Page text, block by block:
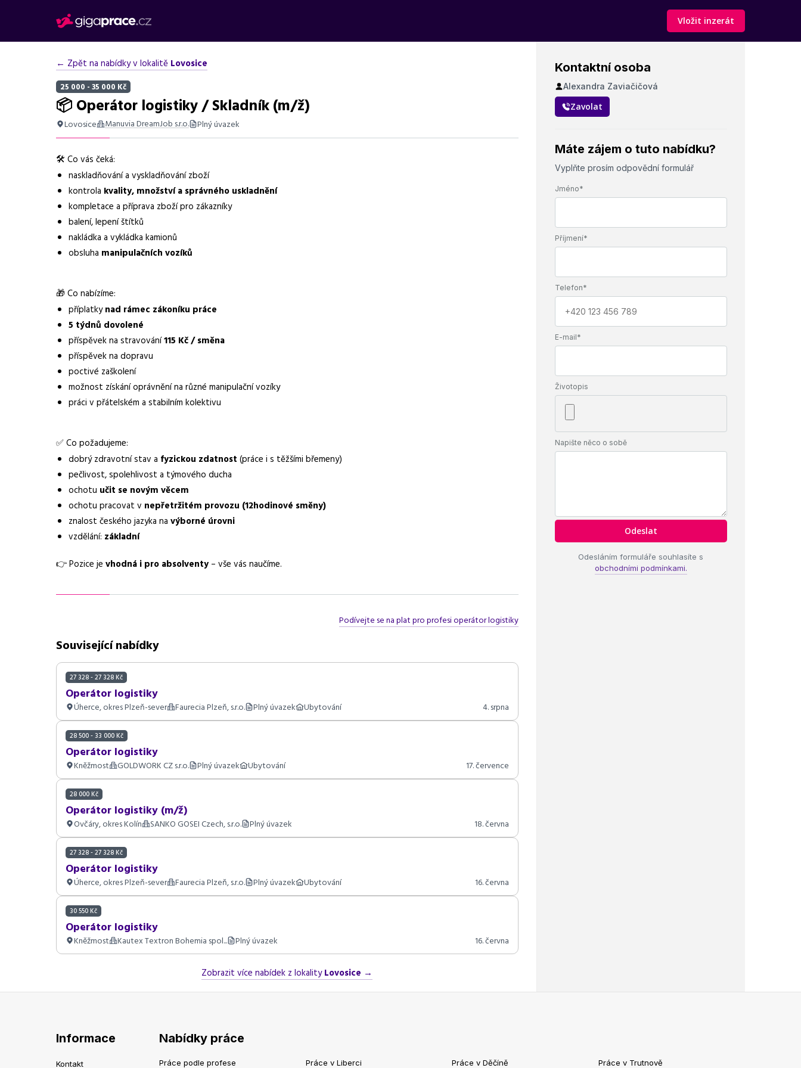
Vložit inzerát
← Zpět na nabídky v lokalitě Lovosice
25 000 - 35 000 Kč
📦 Operátor logistiky / Skladník (m/ž)
Lovosice Manuvia DreamJob s.r.o. Plný úvazek
Nabídka práce v Lovosicích na pozici operátor logistiky, mzda 25 000-35 000 Kč, vhodné pro absolventy.
Základní informace
Pozice Operátor logistiky
Normalizovaná profese
Lokalita nabídky
Zaměstnavatel / agentura Manuvia DreamJob s.r.o.
Typ úvazku Plný úvazek
Mzda
Směny dvousměnný provoz
Forma práce
Vzdělání základní
Vhodné pro uchazeče z okolí
Vybrané benefity
příplatky nad rámec zákoníku práce, 5 týdnů dovolené, příspěvek na stravování,
příspěvek na dopravu
🛠️ Co vás čeká:
naskladňování a vyskladňování zboží
kontrola kvality, množství a správného uskladnění
kompletace a příprava zboží pro zákazníky
balení, lepení štítků
nakládka a vykládka kamionů
obsluha manipulačních vozíků
🎁 Co nabízíme:
příplatkynad rámec zákoníku práce
5 týdnů dovolené
příspěvek na stravování115 Kč / směna
příspěvek na dopravu
poctivé zaškolení
možnost získání oprávnění na různé manipulační vozíky
práci v přátelském a stabilním kolektivu
✅ Co požadujeme:
dobrý zdravotní stav a fyzickou zdatnost (práce i s těžšími břemeny)
pečlivost, spolehlivost a týmového ducha
ochotu učit se novým věcem
ochotu pracovat v nepřetržitém provozu (12hodinové směny)
znalost českého jazyka navýborné úrovni
vzdělání: základní
👉 Pozice jevhodná i pro absolventy – vše vás naučíme.
Podívejte se na plat pro profesi operátor logistiky
Související nabídky
27 328 - 27 328 Kč
Operátor logistiky
Úherce, okres Plzeň-sever Faurecia Plzeň, s.r.o. Plný úvazek Ubytování 4. srpna
28 500 - 33 000 Kč
Operátor logistiky
Kněžmost GOLDWORK CZ s.r.o. Plný úvazek Ubytování 17. července
28 000 Kč
Operátor logistiky (m/ž)
Ovčáry, okres Kolín SANKO GOSEI Czech, s.r.o. Plný úvazek 18. června
27 328 - 27 328 Kč
Operátor logistiky
Úherce, okres Plzeň-sever Faurecia Plzeň, s.r.o. Plný úvazek Ubytování 16. června
30 550 Kč
Operátor logistiky
Kněžmost Kautex Textron Bohemia spol... Plný úvazek 16. června
Zobrazit více nabídek z lokalityLovosice →
Kontaktní osoba
Alexandra Zaviačičová
Zavolat
Máte zájem o tuto nabídku?
Vyplňte prosím odpovědní formulář
Jméno*
Příjmení*
Telefon*
E-mail*
Životopis
Napište něco o sobě
Odesláním formuláře souhlasíte s
obchodními podmínkami.
Informace
Kontakt
Nabídky práce
Práce podle profese Práce v Liberci Práce v Děčíně Práce v Trutnově